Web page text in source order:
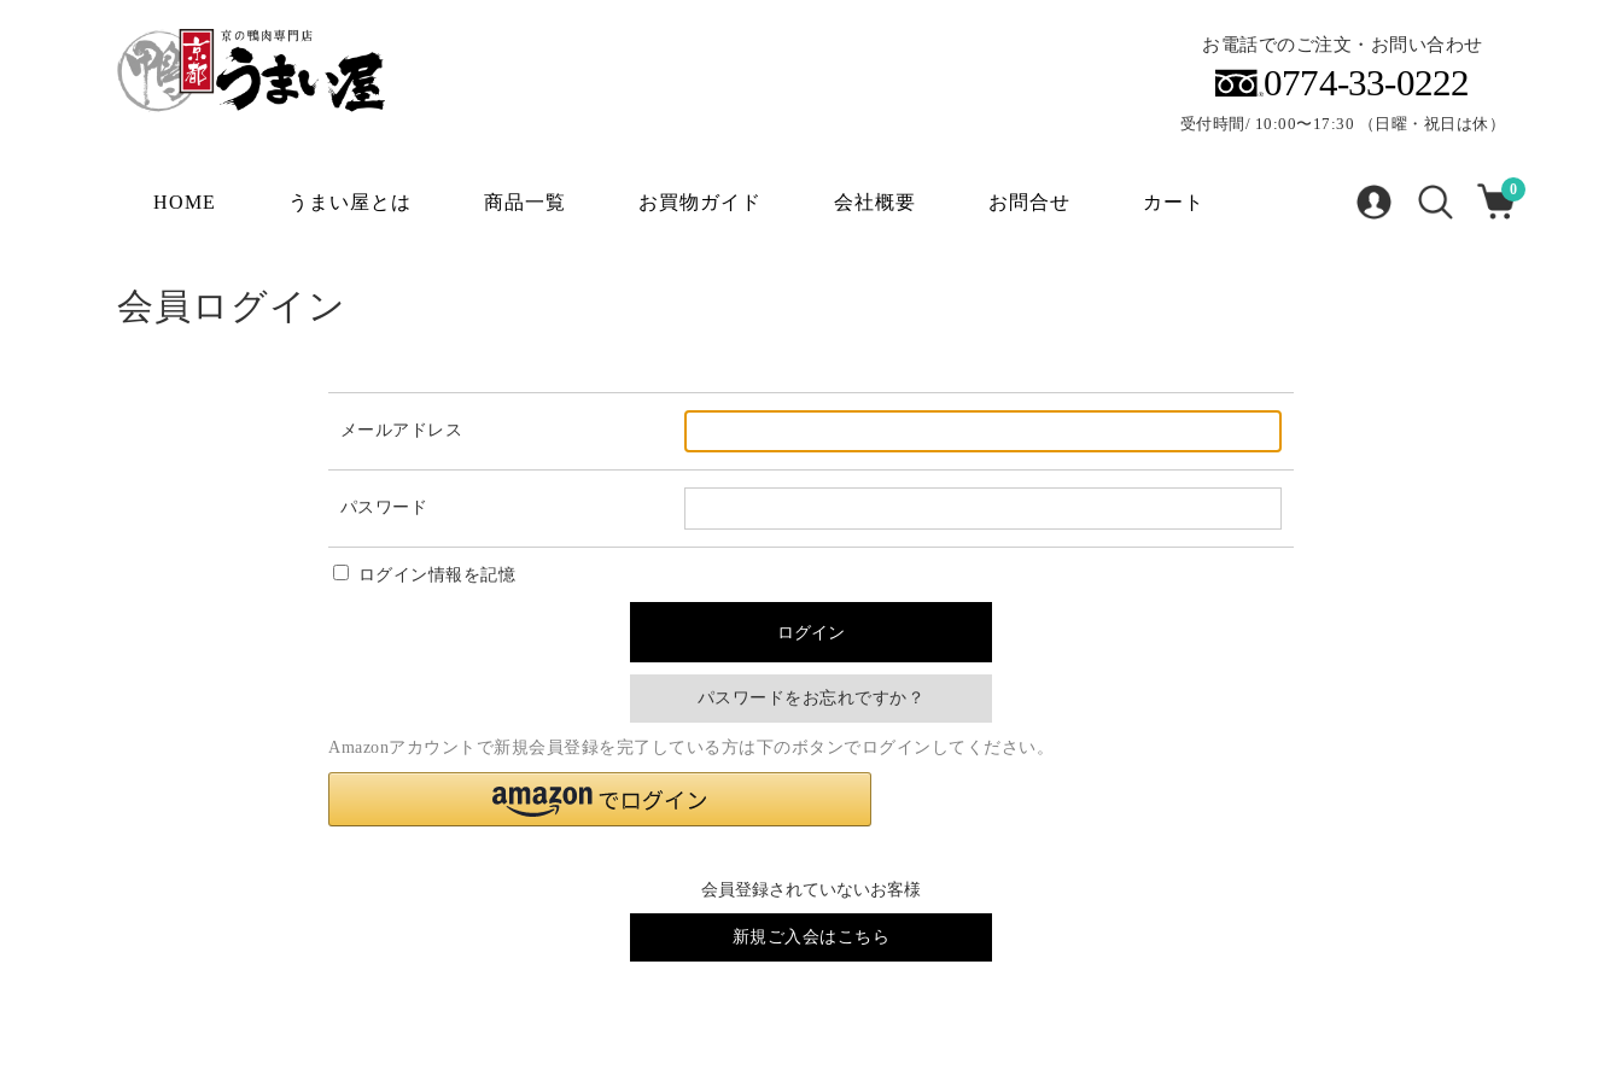
お電話でのご注文・お問い合わせ
0774-33-0222
受付時間/ 10:00〜17:30 （日曜・祝日は休）
0
HOME うまい屋とは 商品一覧 お買物ガイド 会社概要 お問合せ カート
会員ログイン
メールアドレス
パスワード
ログイン情報を記憶
パスワードをお忘れですか？
Amazonアカウントで新規会員登録を完了している方は下のボタンでログインしてください。
会員登録されていないお客様
新規ご入会はこちら